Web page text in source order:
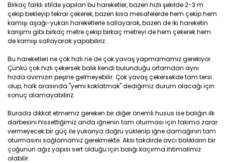
Birkaç farklı stilde yapılan bu hareketler, bazen hızlı şekilde 2-3 m
çekip bekleyip tekrar çekerek, bazen kısa mesafelerde hem çekip hem
kamışı aşağı-yukarı hareketlerle sallayarak, bazen de iki hareketin
karışımı gibi birkaç metre çekip birkaç metreyi de hem çekerek hem
de kamışı sallayarak yapabiliriz.
Bu hareketleri ne çok hızlı ne de çok yavaş yapmamamız gerekiyor.
Çünkü çok hızlı çekersek balık kendi bulunduğu ortamdan aynı
hızda avımızın peşine gelmeyebilir. Çok yavaş çekersekde tam tersi
olup, halk arasında "yemi koklatmak" dediğimiz durum olacağı için
sonuç alamayabiliriz.
Burada dikkat etmemiz gereken bir diğer önemli husus ise balığın ilk
darbesini hissettiğimiz anda iğnenin tam oturması için takıma zarar
vermeyecek bir güç ile yukarıya doğru yüklenip iğne damağının tam
oturmasını sağlamamız gerekmekte. Aksi takdirde avcı balıkların bir
çoğunun ağız yapısı sert olduğu için balığı kaçırma ihtimalimiz
olabilir.